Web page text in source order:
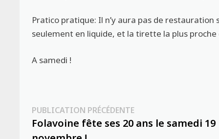
Pratico pratique: Il n’y aura pas de
seulement en liquide, et la tirette la plus proche
A samedi !
Navigation
de
PUBLICATION PRÉCÉDENTEPublication
précédente :
Folavoine fête ses 20 ans le samedi 19